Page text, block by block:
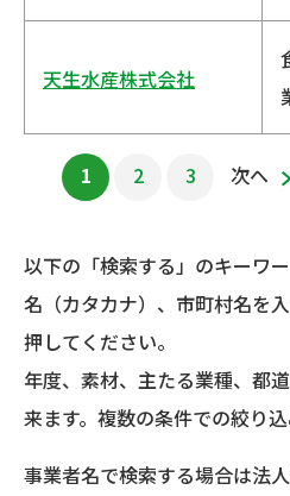
天生水産株式会社
1 2 3 次へ
以下の「検索する」のキーワ
名（カタカナ）、市町村名を
押してください。
年度、素材、主たる業種、都
来ます。複数の条件での絞り込
事業者名で検索する場合は法